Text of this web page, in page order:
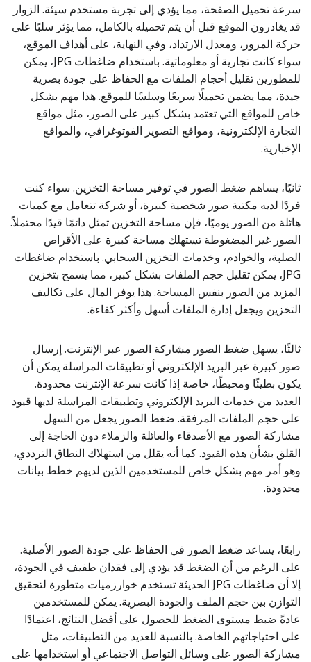
سرعة تحميل الصفحة، مما يؤدي إلى تجربة مستخدم سيئة. الزوار
قد يغادرون الموقع قبل أن يتم تحميله بالكامل، مما يؤثر سلبًا على
حركة المرور، ومعدل الارتداد، وفي النهاية، على أهداف الموقع،
سواء كانت تجارية أو معلوماتية. باستخدام ضاغطات JPG، يمكن
للمطورين تقليل أحجام الملفات مع الحفاظ على جودة بصرية
جيدة، مما يضمن تحميلًا سريعًا وسلسًا للموقع. هذا مهم بشكل
خاص للمواقع التي تعتمد بشكل كبير على الصور، مثل مواقع
التجارة الإلكترونية، ومواقع التصوير الفوتوغرافي، والمواقع
الإخبارية.
ثانيًا، يساهم ضغط الصور في توفير مساحة التخزين. سواء كنت
فردًا لديه مكتبة صور شخصية كبيرة، أو شركة تتعامل مع كميات
هائلة من الصور يوميًا، فإن مساحة التخزين تمثل دائمًا قيدًا محتملاً.
الصور غير المضغوطة تستهلك مساحة كبيرة على الأقراص
الصلبة، والخوادم، وخدمات التخزين السحابي. باستخدام ضاغطات
JPG، يمكن تقليل حجم الملفات بشكل كبير، مما يسمح بتخزين
المزيد من الصور بنفس المساحة. هذا يوفر المال على تكاليف
التخزين ويجعل إدارة الملفات أسهل وأكثر كفاءة.
ثالثًا، يسهل ضغط الصور مشاركة الصور عبر الإنترنت. إرسال
صور كبيرة عبر البريد الإلكتروني أو تطبيقات المراسلة يمكن أن
يكون بطيئًا ومحبطًا، خاصة إذا كانت سرعة الإنترنت محدودة.
العديد من خدمات البريد الإلكتروني وتطبيقات المراسلة لديها قيود
على حجم الملفات المرفقة. ضغط الصور يجعل من السهل
مشاركة الصور مع الأصدقاء والعائلة والزملاء دون الحاجة إلى
القلق بشأن هذه القيود. كما أنه يقلل من استهلاك النطاق الترددي،
وهو أمر مهم بشكل خاص للمستخدمين الذين لديهم خطط بيانات
محدودة.
رابعًا، يساعد ضغط الصور في الحفاظ على جودة الصور الأصلية.
على الرغم من أن الضغط قد يؤدي إلى فقدان طفيف في الجودة،
إلا أن ضاغطات JPG الحديثة تستخدم خوارزميات متطورة لتحقيق
التوازن بين حجم الملف والجودة البصرية. يمكن للمستخدمين
عادةً ضبط مستوى الضغط للحصول على أفضل النتائج، اعتمادًا
على احتياجاتهم الخاصة. بالنسبة للعديد من التطبيقات، مثل
مشاركة الصور على وسائل التواصل الاجتماعي أو استخدامها على